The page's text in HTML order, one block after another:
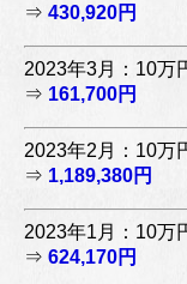
⇒ 430,920円
2023年3月：10万
⇒ 161,700円
2023年2月：10万
⇒ 1,189,380円
2023年1月：10万
⇒ 624,170円